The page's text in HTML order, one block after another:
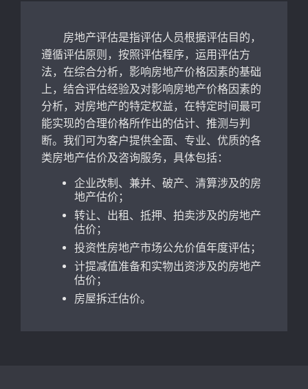
房地产评估是指评估人员根据评估目的，
遵循评估原则，按照评估程序，运用评估方
法，在综合分析，影响房地产价格因素的基础
上，结合评估经验及对影响房地产价格因素的
分析，对房地产的特定权益，在特定时间最可
能实现的合理价格所作出的估计、推测与判
断。我们可为客户提供全面、专业、优质的各
类房地产估价及咨询服务，具体包括：
企业改制、兼并、破产、清算涉及的房
地产估价；
转让、出租、抵押、拍卖涉及的房地产
估价；
投资性房地产市场公允价值年度评估；
计提减值准备和实物出资涉及的房地产
估价；
房屋拆迁估价。